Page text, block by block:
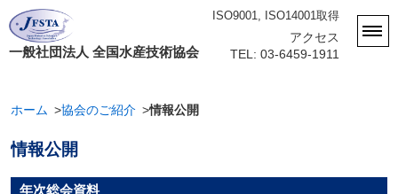
一般社団法人 全国水産技術協会
ISO9001, ISO14001取得
アクセス
TEL: 03-6459-1911
ホーム 協会のご紹介 情報公開
情報公開
年次総会資料